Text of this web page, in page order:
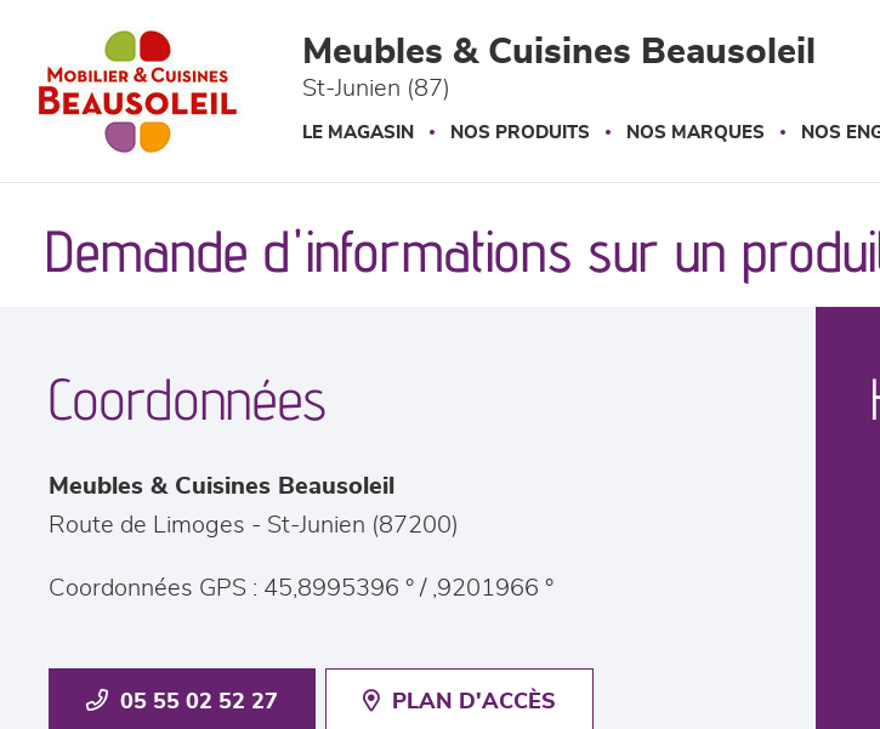
Meubles & Cuisines Beausoleil
St-Junien (87)
LE MAGASIN NOS PRODUITS NOS MARQUES NOS
Demande d'informations sur un
Coordonnées
Meubles & Cuisines Beausoleil
Route de Limoges - St-Junien (87200)
Coordonnées GPS : 45,8995396 ° / ,9201966 °
05 55 02 52 27 PLAN D'ACCÈS